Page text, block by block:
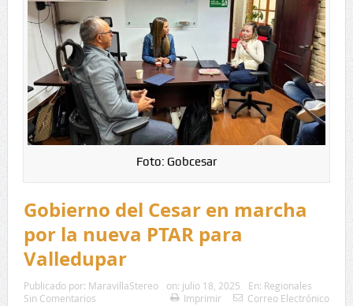
Foto: Gobcesar
Gobierno del Cesar en marcha
por la nueva PTAR para
Valledupar
Publicado por: MaravillaStereo on: julio 18, 2025 En: Regionales
Sin Comentarios
Imprimir Correo Electrónico